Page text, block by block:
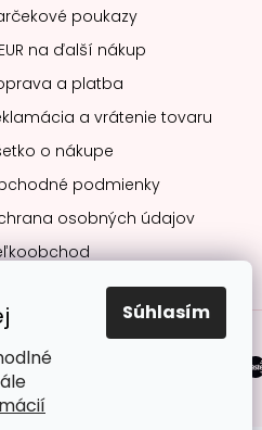
Súhlasím
poukazy
na ďalší nákup
a platba
a vrátenie tovaru
o nákupe
podmienky
osobných údajov
Obľúbené spôsoby platby: